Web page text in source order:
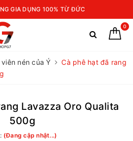
GIA DỤNG 100% TỪ ĐỨC
0
nén của Ý
Cà phê hạt đã rang
Lavazza Oro Qualita
500g
(Đang cập nhật...)